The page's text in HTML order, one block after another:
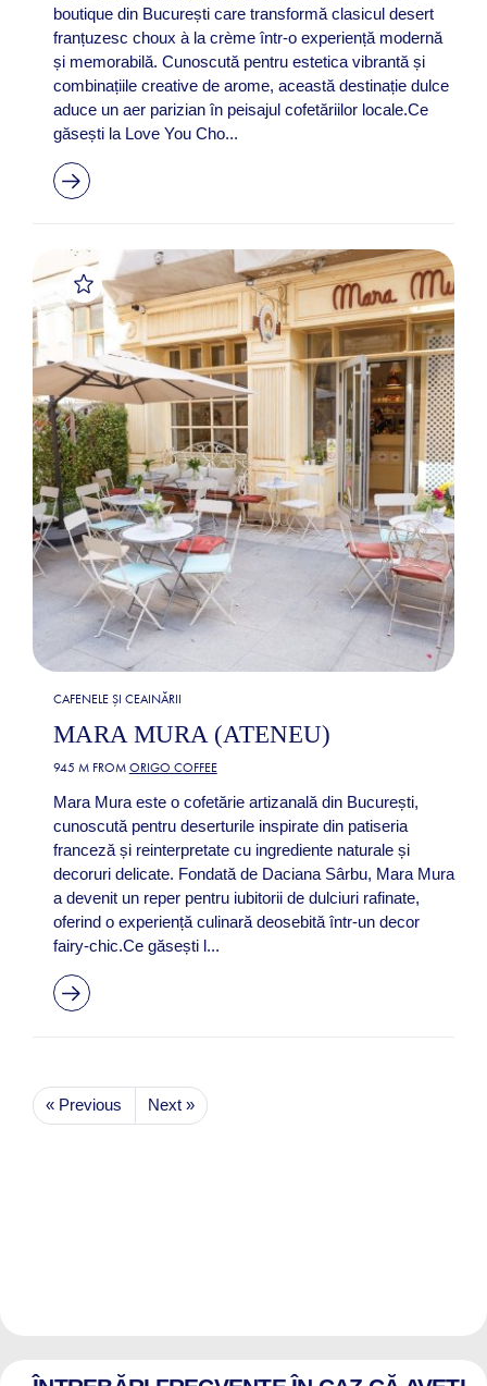
boutique din București care transformă clasicul desert
franțuzesc choux à la crème într-o experiență modernă
și memorabilă. Cunoscută pentru estetica vibrantă și
combinațiile creative de arome, această destinație dulce
aduce un aer parizian în peisajul cofetăriilor locale.Ce
găsești la Love You Cho...
CAFENELE ȘI CEAINĂRII
MARA MURA (ATENEU)
945 M FROM ORIGO COFFEE
Mara Mura este o cofetărie artizanală din București,
cunoscută pentru deserturile inspirate din patiseria
franceză și reinterpretate cu ingrediente naturale și
decoruri delicate. Fondată de Daciana Sârbu, Mara Mura
a devenit un reper pentru iubitorii de dulciuri rafinate,
oferind o experiență culinară deosebită într-un decor
fairy-chic.Ce găsești l...
« Previous Next »